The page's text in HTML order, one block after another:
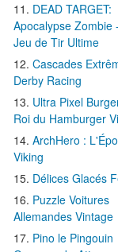
DEAD TARGET:
Apocalypse Zombie
Jeu de Tir Ultime
Cascades
Derby Racing
Ultra Pixel
Roi du Hamburger
ArchHero :
Viking
Délices Glacés
Puzzle Voitures
Allemandes Vintage
Pino le Pingouin